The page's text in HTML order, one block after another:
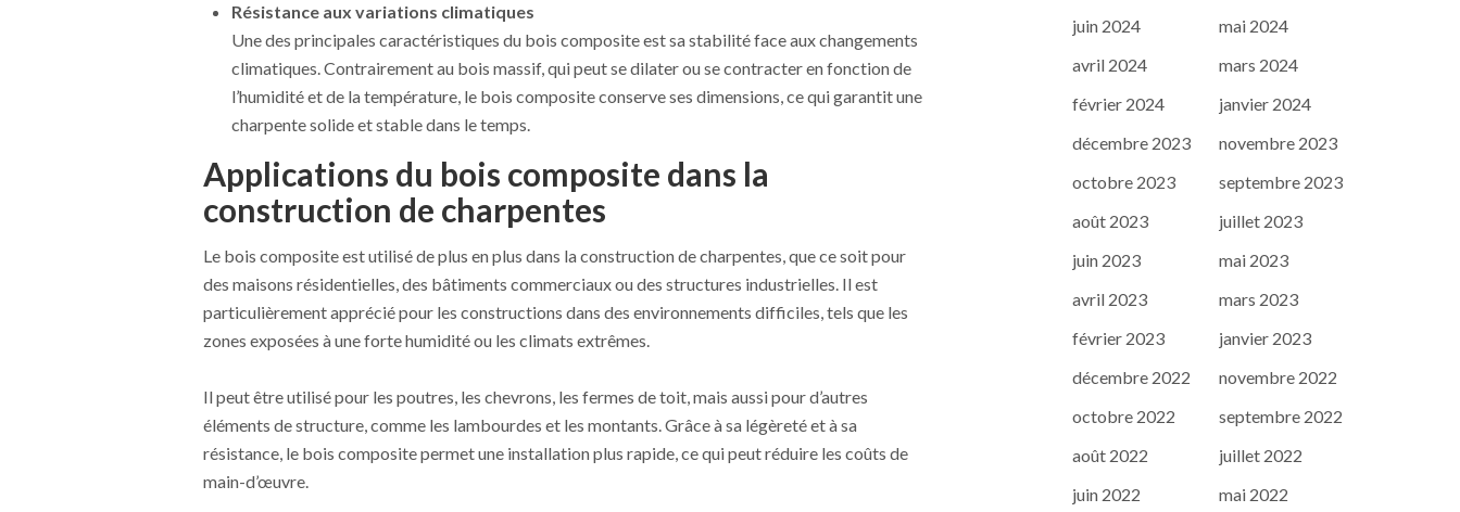
Résistance aux variations climatiques
Une des principales caractéristiques du bois composite est sa stabilité face aux changements
climatiques. Contrairement au bois massif, qui peut se dilater ou se contracter en fonction de
l’humidité et de la température, le bois composite conserve ses dimensions, ce qui garantit une
charpente solide et stable dans le temps.
Applications du bois composite dans la
construction de charpentes
Le bois composite est utilisé de plus en plus dans la construction de charpentes, que ce soit pour
des maisons résidentielles, des bâtiments commerciaux ou des structures industrielles. Il est
particulièrement apprécié pour les constructions dans des environnements difficiles, tels que les
zones exposées à une forte humidité ou les climats extrêmes.
Il peut être utilisé pour les poutres, les chevrons, les fermes de toit, mais aussi pour d’autres
éléments de structure, comme les lambourdes et les montants. Grâce à sa légèreté et à sa
résistance, le bois composite permet une installation plus rapide, ce qui peut réduire les coûts de
main-d’œuvre.
juin 2024
mai 2024
avril 2024
mars 2024
février 2024
janvier 2024
décembre 2023
novembre 2023
octobre 2023
septembre 2023
août 2023
juillet 2023
juin 2023
mai 2023
avril 2023
mars 2023
février 2023
janvier 2023
décembre 2022
novembre 2022
octobre 2022
septembre 2022
août 2022
juillet 2022
juin 2022
mai 2022